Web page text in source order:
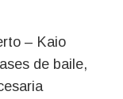
– Kaio
de baile,